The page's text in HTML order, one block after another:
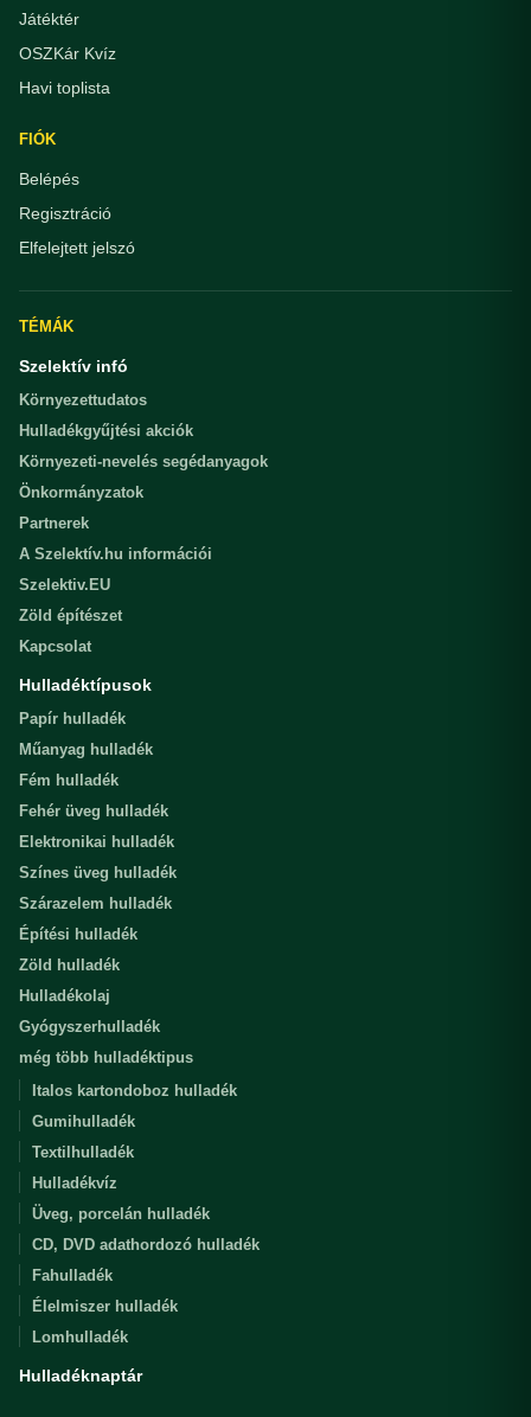
Játéktér
OSZKár Kvíz
Havi toplista
FIÓK
Belépés
Regisztráció
Elfelejtett jelszó
TÉMÁK
Szelektív infó
Környezettudatos
Hulladékgyűjtési akciók
Környezeti-nevelés segédanyagok
Önkormányzatok
Partnerek
A Szelektív.hu információi
Szelektiv.EU
Zöld építészet
Kapcsolat
Hulladéktípusok
Papír hulladék
Műanyag hulladék
Fém hulladék
Fehér üveg hulladék
Elektronikai hulladék
Színes üveg hulladék
Szárazelem hulladék
Építési hulladék
Zöld hulladék
Hulladékolaj
Gyógyszerhulladék
még több hulladéktipus
Italos kartondoboz hulladék
Gumihulladék
Textilhulladék
Hulladékvíz
Üveg, porcelán hulladék
CD, DVD adathordozó hulladék
Fahulladék
Élelmiszer hulladék
Lomhulladék
Hulladéknaptár